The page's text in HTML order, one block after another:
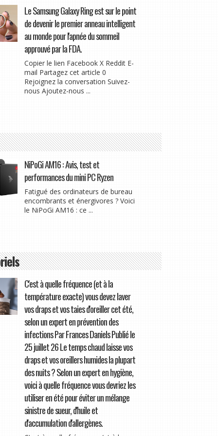
Le Samsung Galaxy Ring est sur le point
de devenir le premier anneau intelligent
au monde pour l'apnée du sommeil
approuvé par la FDA.
Copier le lien Facebook X Reddit E-
mail Partagez cet article 0
Rejoignez la conversation Suivez-
nous Ajoutez-nous ...
NiPoGi AM16 : Avis, test et
performances du mini PC Ryzen
Fatigué des ordinateurs de bureau
encombrants et énergivores ? Voici
le NiPoGi AM16 : ce ...
C'est à quelle fréquence (et à la
température exacte) vous devez laver
vos draps et vos taies d'oreiller cet été,
selon un expert en prévention des
infections Par Frances Daniels Publié le
25 juillet 26 Le temps chaud laisse vos
draps et vos oreillers humides la plupart
des nuits ? Selon un expert en hygiène,
voici à quelle fréquence vous devriez les
utiliser en été pour éviter un mélange
sinistre de sueur, d'huile et
d'accumulation d'allergènes.